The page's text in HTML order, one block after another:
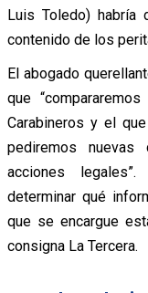
Luis Toledo) habría
contenido de los
El abogado
que
Carabineros y el
pediremos nuevas
acciones
determinar qué
que se encargue
consigna La Tercera.